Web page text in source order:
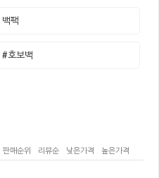
백팩
#호보백
판매순위 리뷰순 낮은가격 높은가격